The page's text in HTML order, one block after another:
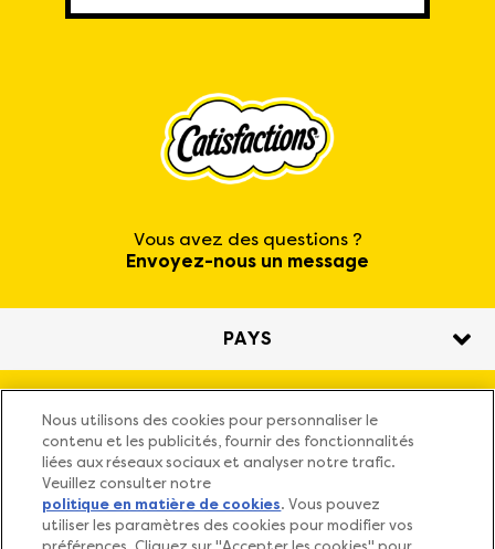
Vous avez des questions ?
Envoyez-nous un message
PAYS
Nos friandises
Pourquoi CATISFACTIONS™ ?
FAQ
Nous utilisons des cookies pour personnaliser le
contenu et les publicités, fournir des fonctionnalités
liées aux réseaux sociaux et analyser notre trafic.
Veuillez consulter notre
politique en matière de cookies(opens in a new tab)
. Vous pouvez
utiliser les paramètres des cookies pour modifier vos